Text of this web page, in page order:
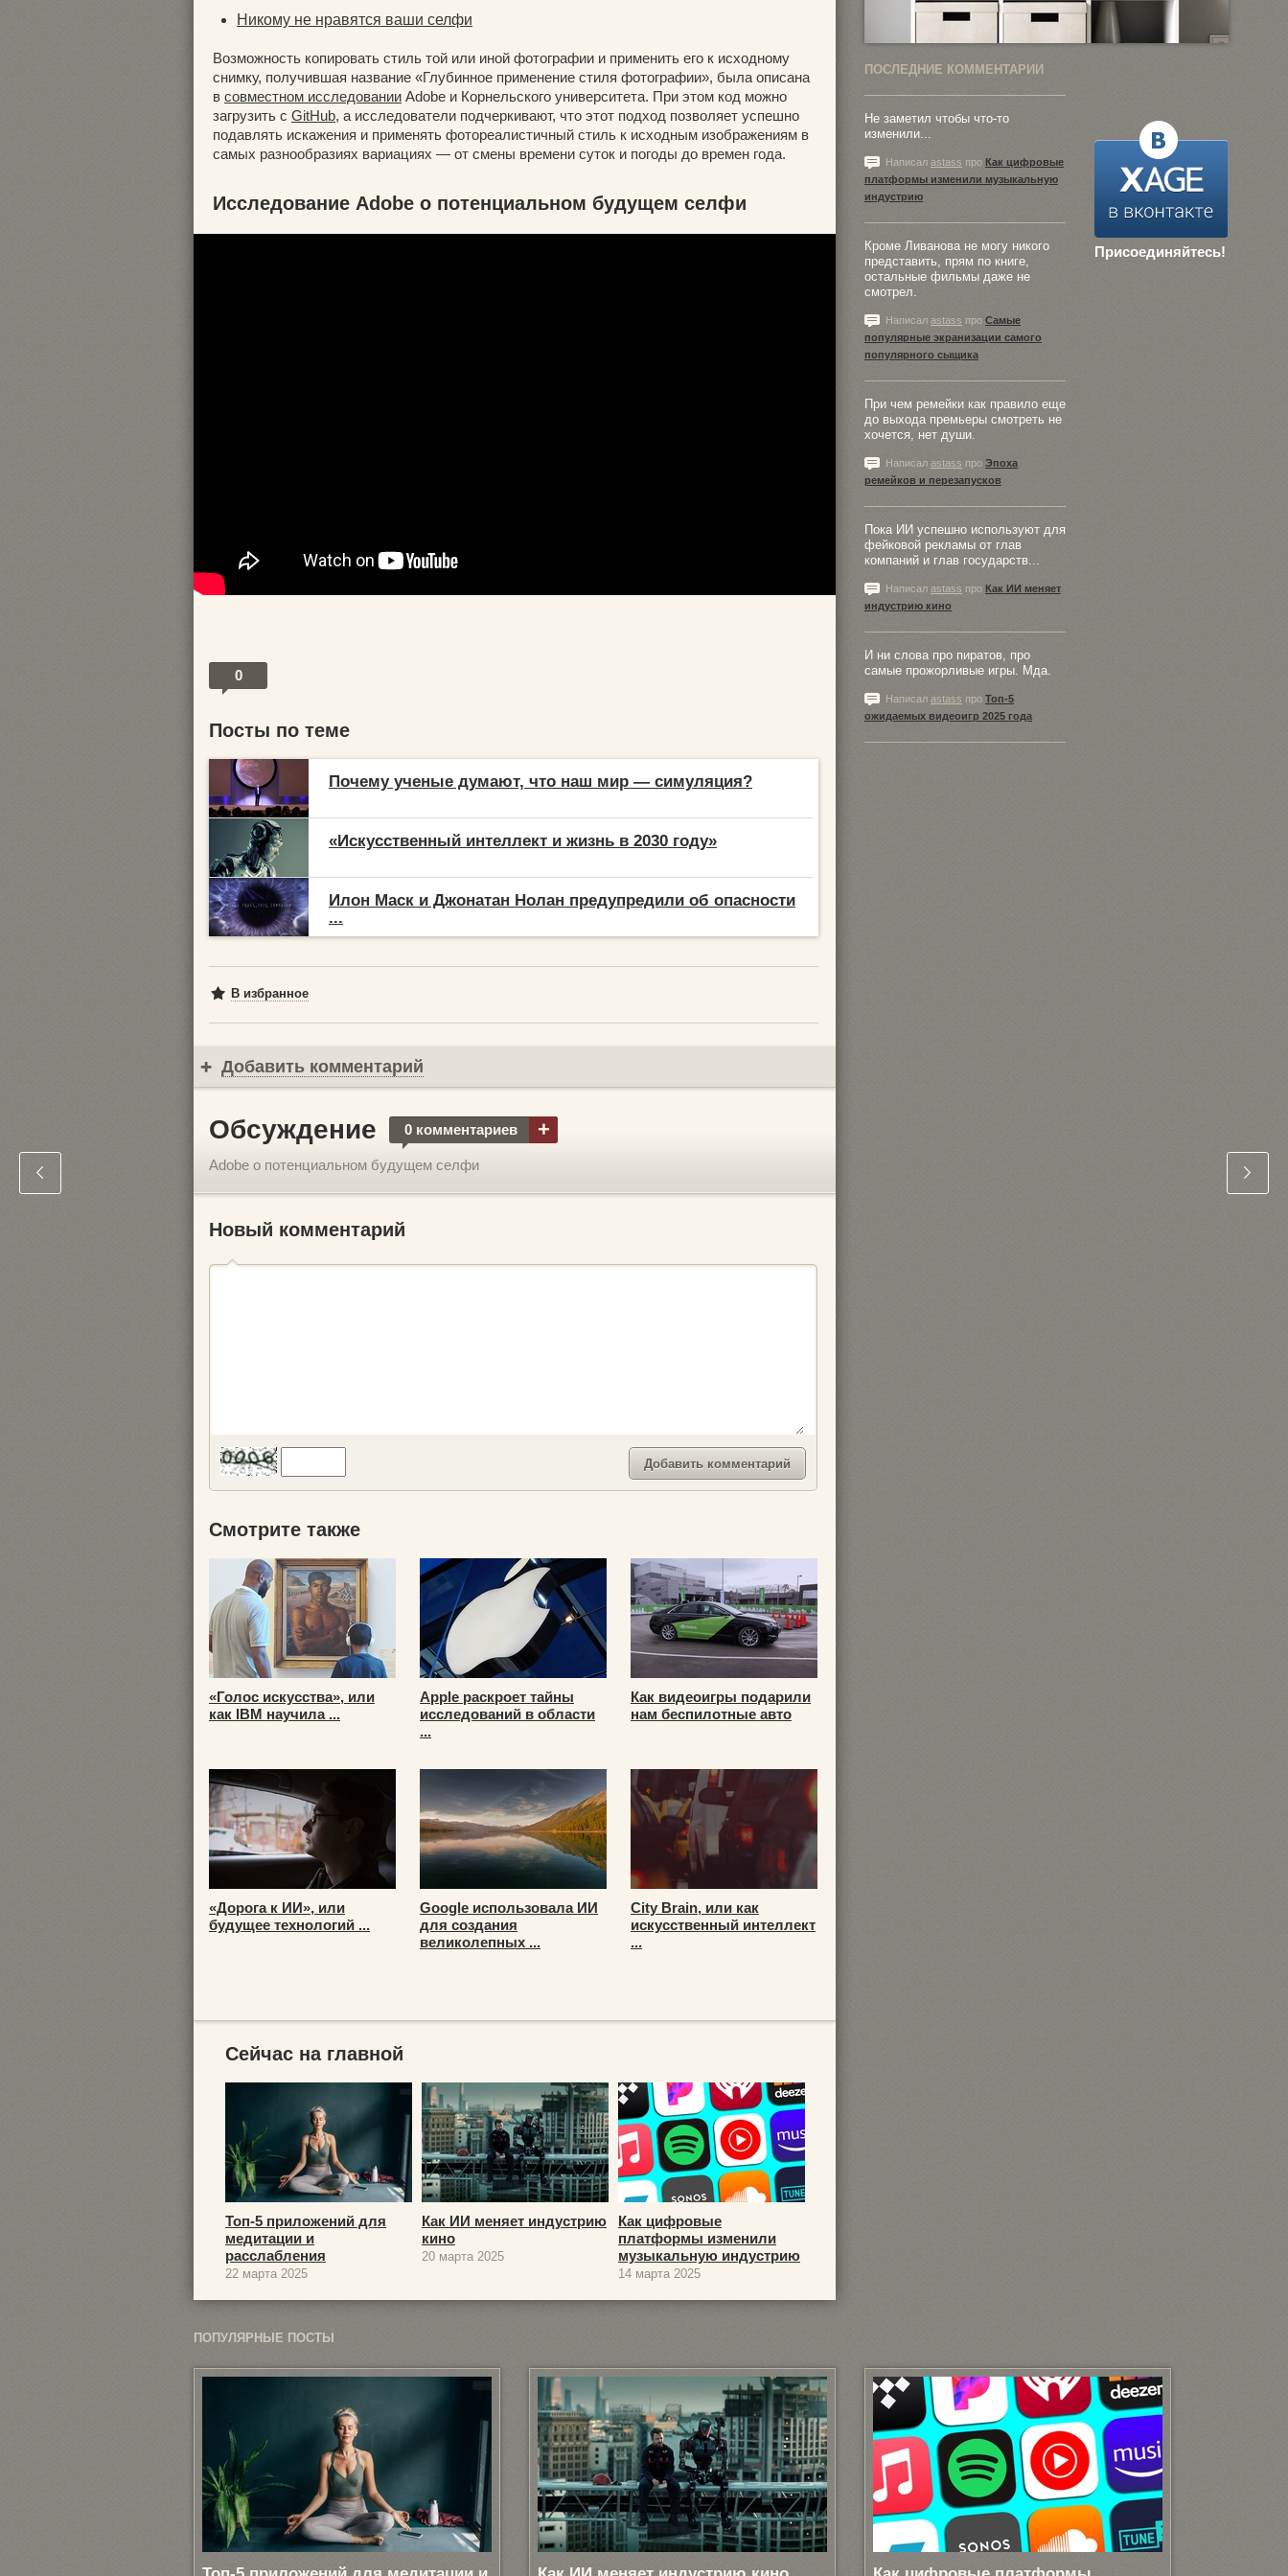
Никому не нравятся ваши селфи
Возможность копировать стиль той или иной фотографии и применить его к исходному
снимку, получившая название «Глубинное применение стиля фотографии», была описана
в совместном исследовании Adobe и Корнельского университета. При этом код можно
загрузить с GitHub, а исследователи подчеркивают, что этот подход позволяет успешно
подавлять искажения и применять фотореалистичный стиль к исходным изображениям в
самых разнообразиях вариациях — от смены времени суток и погоды до времен года.
Исследование Adobe о потенциальном будущем селфи
0
Посты по теме
Почему ученые думают, что наш мир — симуляция?
«Искусственный интеллект и жизнь в 2030 году»
Илон Маск и Джонатан Нолан предупредили об опасности
...
В избранное
Добавить комментарий
Обсуждение 0 комментариев +
Adobe о потенциальном будущем селфи
Новый комментарий
Смотрите также
«Голос искусства», или
как IBM научила ...
Apple раскроет тайны
исследований в области
...
Как видеоигры подарили
нам беспилотные авто
«Дорога к ИИ», или
будущее технологий ...
Google использовала ИИ
для создания
великолепных ...
City Brain, или как
искусственный интеллект
...
Сейчас на главной
Топ-5 приложений для
медитации и
расслабления
22 марта 2025
Как ИИ меняет индустрию
кино
20 марта 2025
Как цифровые
платформы изменили
музыкальную индустрию
14 марта 2025
ПОСЛЕДНИЕ КОММЕНТАРИИ
Присоединяйтесь!
Не заметил чтобы что-то
изменили...
Написал astass про Как цифровые
платформы изменили музыкальную
индустрию
Кроме Ливанова не могу никого
представить, прям по книге,
остальные фильмы даже не
смотрел.
Написал astass про Самые
популярные экранизации самого
популярного сыщика
При чем ремейки как правило еще
до выхода премьеры смотреть не
хочется, нет души.
Написал astass про Эпоха
ремейков и перезапусков
Пока ИИ успешно используют для
фейковой рекламы от глав
компаний и глав государств...
Написал astass про Как ИИ меняет
индустрию кино
И ни слова про пиратов, про
самые прожорливые игры. Мда.
Написал astass про Топ-5
ожидаемых видеоигр 2025 года
ПОПУЛЯРНЫЕ ПОСТЫ